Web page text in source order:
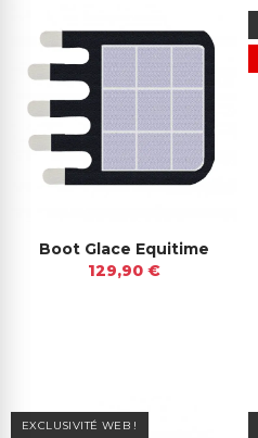
Boot Glace Equitime
129,90 €
EXCLUSIVITÉ WEB !